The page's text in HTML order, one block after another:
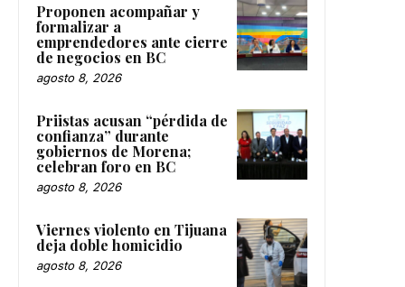
Proponen acompañar y
formalizar a
emprendedores ante cierre
de negocios en BC
agosto 8, 2026
Priistas acusan “pérdida de
confianza” durante
gobiernos de Morena;
celebran foro en BC
agosto 8, 2026
Viernes violento en Tijuana
deja doble homicidio
agosto 8, 2026